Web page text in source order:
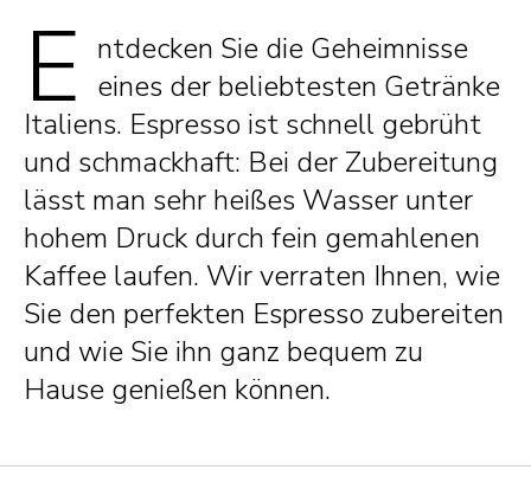
E ntdecken Sie die Geheimnisse
eines der beliebtesten Getränke
Italiens. Espresso ist schnell gebrüht
und schmackhaft: Bei der Zubereitung
lässt man sehr heißes Wasser unter
hohem Druck durch fein gemahlenen
Kaffee laufen. Wir verraten Ihnen, wie
Sie den perfekten Espresso zubereiten
und wie Sie ihn ganz bequem zu
Hause genießen können.